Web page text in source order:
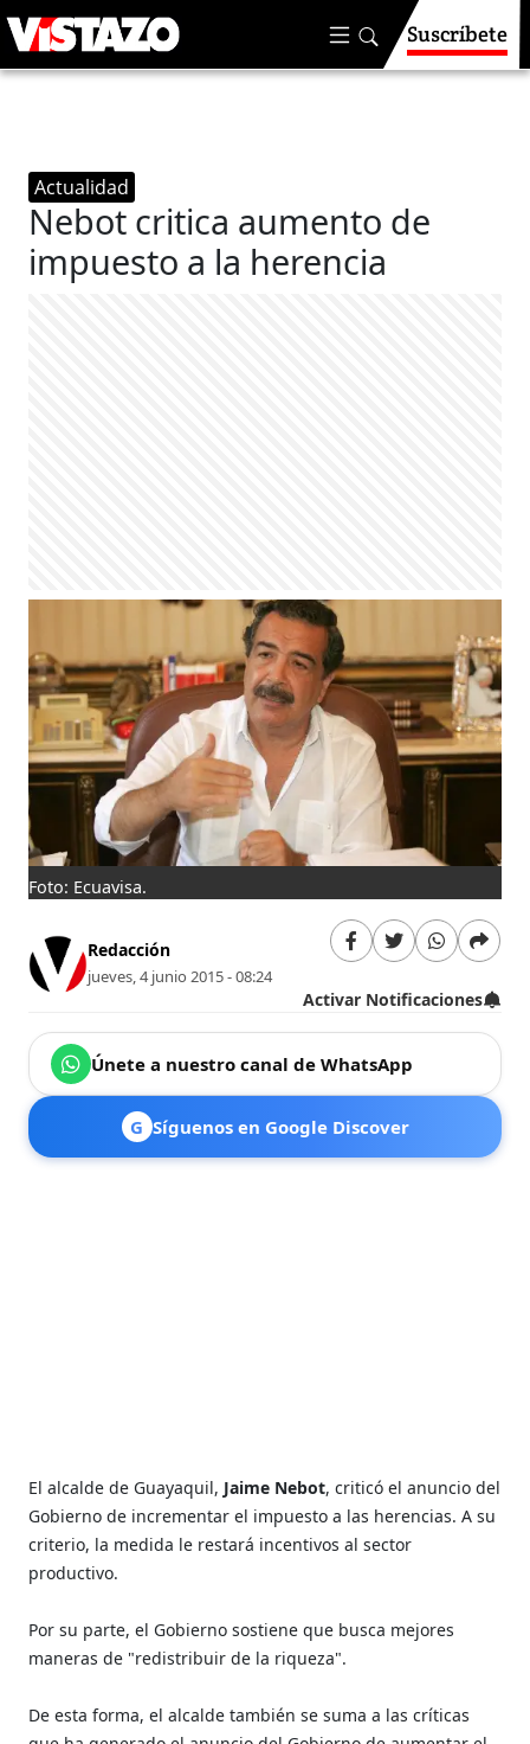
Suscríbete
Actualidad
Nebot critica aumento de
impuesto a la herencia
Foto: Ecuavisa.
Redacción
jueves, 4 junio 2015 - 08:24
Activar Notificaciones
Únete a nuestro canal de WhatsApp
G Síguenos en Google Discover
El alcalde de Guayaquil, Jaime Nebot, criticó el anuncio del
Gobierno de incrementar el impuesto a las herencias. A su
criterio, la medida le restará incentivos al sector
productivo.
Por su parte, el Gobierno sostiene que busca mejores
maneras de "redistribuir de la riqueza".
De esta forma, el alcalde también se suma a las críticas